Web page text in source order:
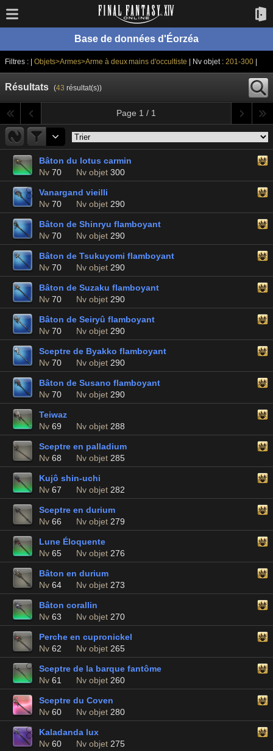
Base de données d'Éorzéa
Filtres : | Objets>Armes>Arme à deux mains d'occultiste | Nv objet : 201-300|
Résultats (43 résultat(s))
Page 1 / 1
Bâton du lotus carmin
Nv 70 Nv objet 300
Vanargand vieilli
Nv 70 Nv objet 290
Bâton de Shinryu flamboyant
Nv 70 Nv objet 290
Bâton de Tsukuyomi flamboyant
Nv 70 Nv objet 290
Bâton de Suzaku flamboyant
Nv 70 Nv objet 290
Bâton de Seiryû flamboyant
Nv 70 Nv objet 290
Sceptre de Byakko flamboyant
Nv 70 Nv objet 290
Bâton de Susano flamboyant
Nv 70 Nv objet 290
Teiwaz
Nv 69 Nv objet 288
Sceptre en palladium
Nv 68 Nv objet 285
Kujô shin-uchi
Nv 67 Nv objet 282
Sceptre en durium
Nv 66 Nv objet 279
Lune Éloquente
Nv 65 Nv objet 276
Bâton en durium
Nv 64 Nv objet 273
Bâton corallin
Nv 63 Nv objet 270
Perche en cupronickel
Nv 62 Nv objet 265
Sceptre de la barque fantôme
Nv 61 Nv objet 260
Sceptre du Coven
Nv 60 Nv objet 280
Kaladanda lux
Nv 60 Nv objet 275